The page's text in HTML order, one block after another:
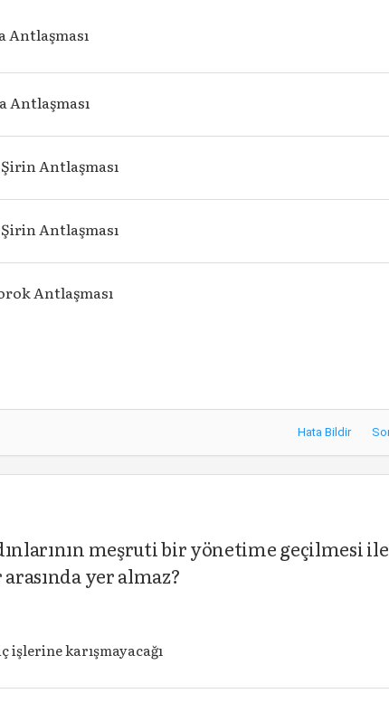
Antlaşması
Antlaşması
Şirin Antlaşması
Şirin Antlaşması
Antlaşması
Hata Bildir
meşruti bir yönetime geçilmesi
yer almaz?
işlerine karışmayacağı